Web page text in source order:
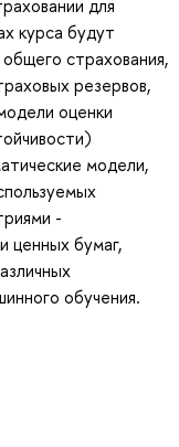
для
курса будут
страхования,
резервов,
оценки
модели,
-
ценных бумаг,
обучения.